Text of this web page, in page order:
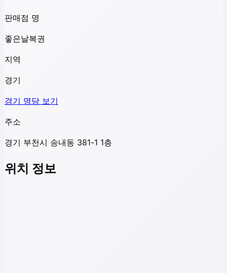
판매점 명
좋은날복권
지역
경기
경기 명당 보기
주소
경기 부천시 송내동 381-1 1층
위치 정보